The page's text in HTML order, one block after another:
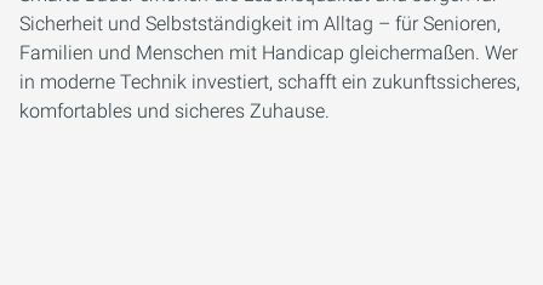
Sicherheit und Selbstständigkeit im Alltag – für Senioren,
Familien und Menschen mit Handicap gleichermaßen. Wer
in moderne Technik investiert, schafft ein zukunftssicheres,
komfortables und sicheres Zuhause.